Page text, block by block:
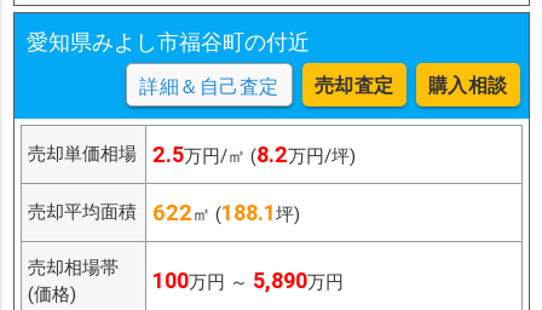
愛知県みよし市福谷町の付近
詳細＆自己査定 売却査定 購入相談
売却単価相場 2.5万円/㎡ (8.2万円/坪)
売却平均面積 622㎡ (188.1坪)
売却相場帯
(価格)
100万円 ～ 5,890万円